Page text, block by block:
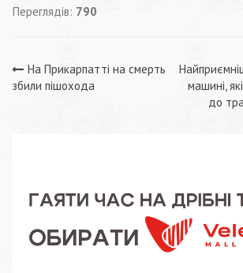
Переглядів: 790
Навігація
На Прикарпатті на смерть
збили пішохода
машині,
до